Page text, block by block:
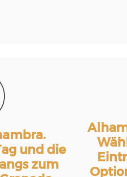
und die
zum